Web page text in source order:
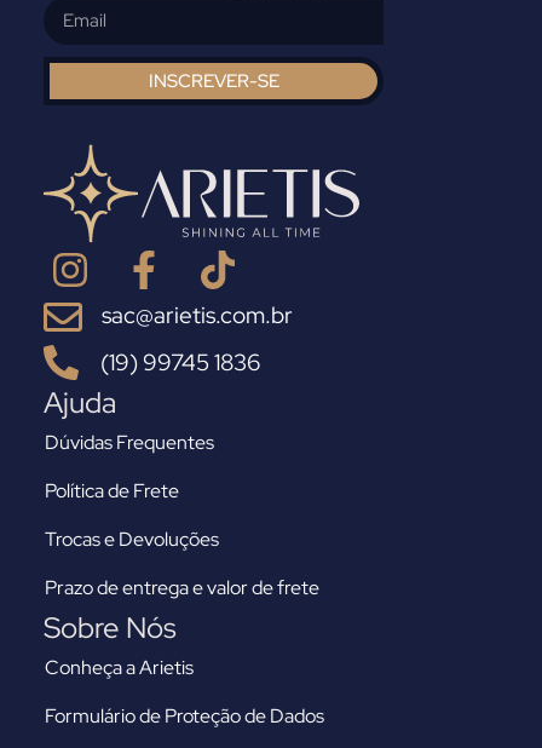
INSCREVER-SE
sac@arietis.com.br
(19) 99745 1836
Ajuda
Dúvidas Frequentes
Política de Frete
Trocas e Devoluções
Prazo de entrega e valor de frete
Sobre Nós
Conheça a Arietis
Formulário de Proteção de Dados